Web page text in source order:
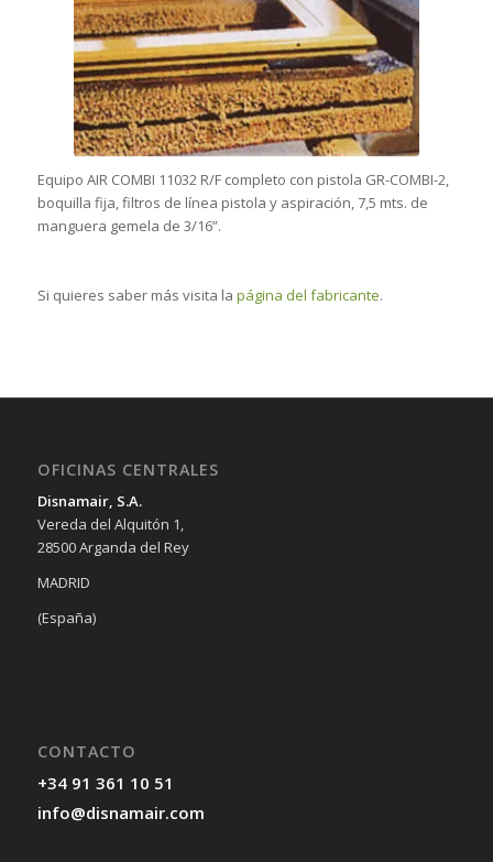
Equipo AIR COMBI 11032 R/F completo con pistola GR-COMBI-2,
boquilla fija, filtros de línea pistola y aspiración, 7,5 mts. de
manguera gemela de 3/16”.
Si quieres saber más visita la página del fabricante.
OFICINAS CENTRALES
Disnamair, S.A.
Vereda del Alquitón 1,
28500 Arganda del Rey
MADRID
(España)
CONTACTO
+34 91 361 10 51
info@disnamair.com